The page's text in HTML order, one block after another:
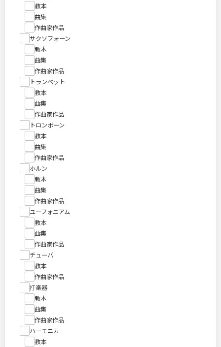
教本
曲集
作曲家作品
サクソフォーン
教本
曲集
作曲家作品
トランペット
教本
曲集
作曲家作品
トロンボーン
教本
曲集
作曲家作品
ホルン
教本
曲集
作曲家作品
ユーフォニアム
教本
曲集
作曲家作品
チューバ
教本
作曲家作品
打楽器
教本
曲集
作曲家作品
ハーモニカ
教本